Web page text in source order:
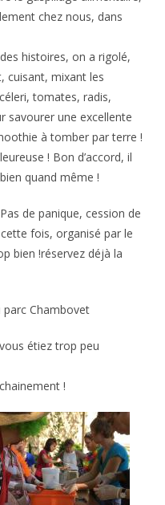
chez nous, dans
histoires, on a rigolé,
cuisant, mixant les
tomates, radis,
savourer une excellente
à tomber par terre !
! Bon d’accord, il
quand même !
de panique, cession de
fois, organisé par le
bien !réservez déjà la
Chambovet
étiez trop peu
!